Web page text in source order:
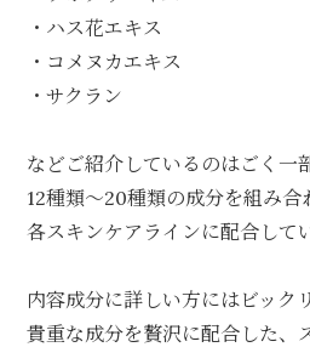
・ハス花エキス
・コメヌカエキス
・サクラン
などご紹介しているのはごく一
12種類〜20種類の成分を組み合
各スキンケアラインに配合して
内容成分に詳しい方にはビック
貴重な成分を贅沢に配合した、